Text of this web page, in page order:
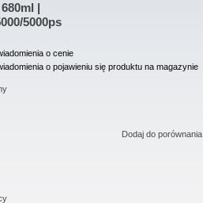
|
5000ps
o cenie
o pojawieniu się produktu na magazynie
Dodaj do porównania